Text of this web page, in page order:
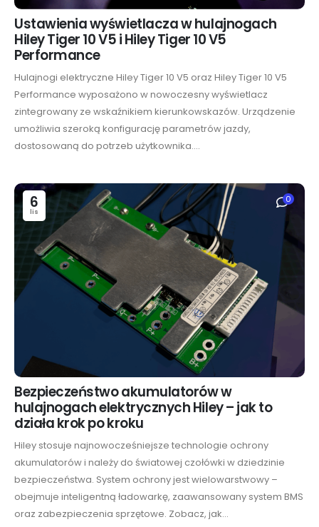
Ustawienia wyświetlacza w hulajnogach
Hiley Tiger 10 V5 i Hiley Tiger 10 V5
Performance
Hulajnogi elektryczne Hiley Tiger 10 V5 oraz Hiley Tiger 10 V5
Performance wyposażono w nowoczesny wyświetlacz
zintegrowany ze wskaźnikiem kierunkowskazów. Urządzenie
umożliwia szeroką konfigurację parametrów jazdy,
dostosowaną do potrzeb użytkownika....
6
lis
0
Bezpieczeństwo akumulatorów w
hulajnogach elektrycznych Hiley – jak to
działa krok po kroku
Hiley stosuje najnowocześniejsze technologie ochrony
akumulatorów i należy do światowej czołówki w dziedzinie
bezpieczeństwa. System ochrony jest wielowarstwowy –
obejmuje inteligentną ładowarkę, zaawansowany system BMS
oraz zabezpieczenia sprzętowe. Zobacz, jak...